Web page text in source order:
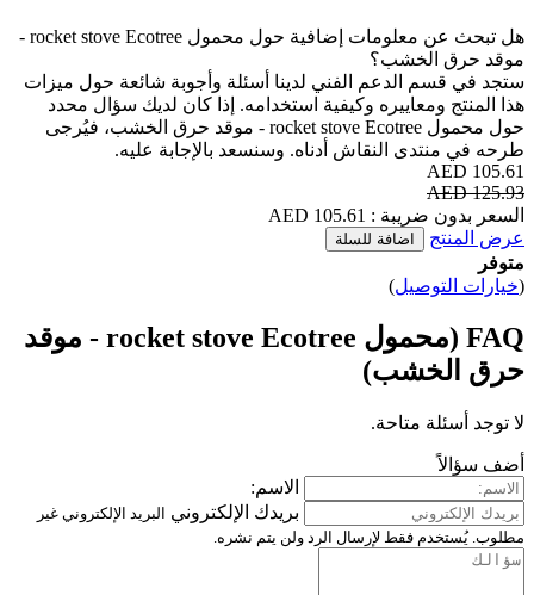
هل تبحث عن معلومات إضافية حول محمول rocket stove Ecotree -
موقد حرق الخشب؟
ستجد في قسم الدعم الفني لدينا أسئلة وأجوبة شائعة حول ميزات
هذا المنتج ومعاييره وكيفية استخدامه. إذا كان لديك سؤال محدد
حول محمول rocket stove Ecotree - موقد حرق الخشب، فيُرجى
طرحه في منتدى النقاش أدناه. وسنسعد بالإجابة عليه.
105.61 AED
125.93 AED
السعر بدون ضريبة : 105.61 AED
عرض المنتج
اضافة للسلة
متوفر
(خيارات التوصيل)
FAQ (محمول rocket stove Ecotree - موقد
حرق الخشب)
لا توجد أسئلة متاحة.
أضف سؤالاً
الاسم:
بريدك الإلكتروني البريد الإلكتروني غير
مطلوب. يُستخدم فقط لإرسال الرد ولن يتم نشره.